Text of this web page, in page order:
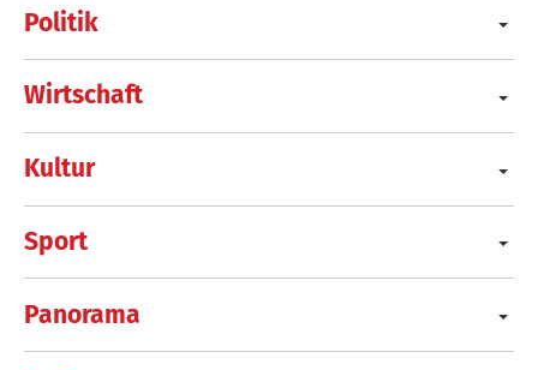
Politik
Wirtschaft
Kultur
Sport
Panorama